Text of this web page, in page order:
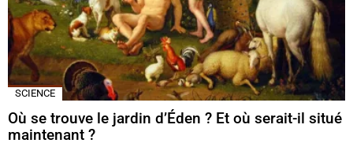
SCIENCE
Où se trouve le jardin d’Éden ? Et où serait-il situé
maintenant ?